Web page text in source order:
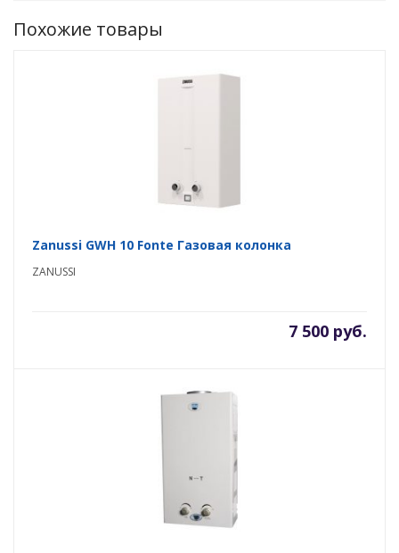
Похожие товары
Zanussi GWH 10 Fonte Газовая колонка
ZANUSSI
7 500 руб.